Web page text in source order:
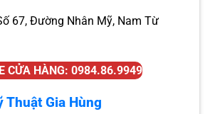
67, Đường Nhân Mỹ, Nam Từ
CỬA HÀNG: 0984.86.9949
Thuật Gia Hùng